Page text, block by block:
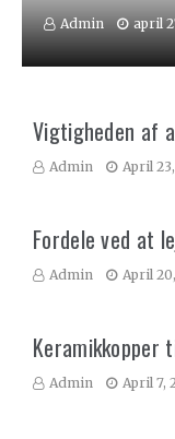
Admin april
Vigtigheden af
Admin April
Fordele ved at
Admin April
Keramikkopper
Admin April 7,